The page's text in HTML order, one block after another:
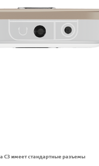
C3 имеет стандартные разъемы